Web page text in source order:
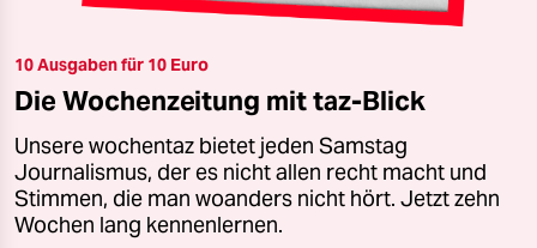
10 Ausgaben für 10 Euro
Die Wochenzeitung mit taz-Blick
Unsere wochentaz bietet jeden Samstag
Journalismus, der es nicht allen recht macht und
Stimmen, die man woanders nicht hört. Jetzt zehn
Wochen lang kennenlernen.